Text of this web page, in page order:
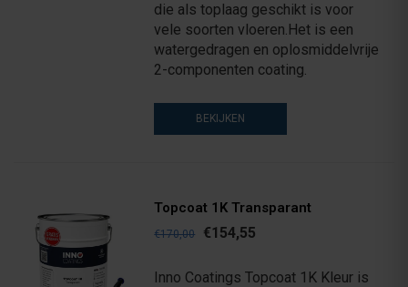
die als toplaag geschikt is voor
vele soorten vloeren.Het is een
watergedragen en oplosmiddelvrije
2-componenten coating.
BEKIJKEN
Topcoat 1K Transparant
€170,00 €154,55
Inno Coatings Topcoat 1K Kleur is